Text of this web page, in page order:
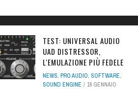
TEST: UNIVERSAL AUDIO
UAD DISTRESSOR,
L'EMULAZIONE PIÙ FEDELE
NEWS, PRO AUDIO, SOFTWARE,
SOUND ENGINE
16 GENNAIO
IL SITO